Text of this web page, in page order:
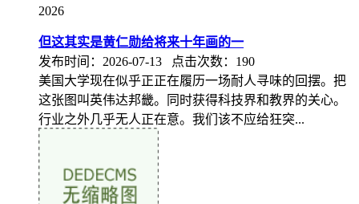
2026
但这其实是黄仁勋给将来十年画的一
发布时间：2026-07-13 点击次数：190
美国大学现在似乎正正在履历一场耐人寻味的回摆。把
这张图叫英伟达邦畿。同时获得科技界和教界的关心。
行业之外几乎无人正在意。我们该不应给狂突...